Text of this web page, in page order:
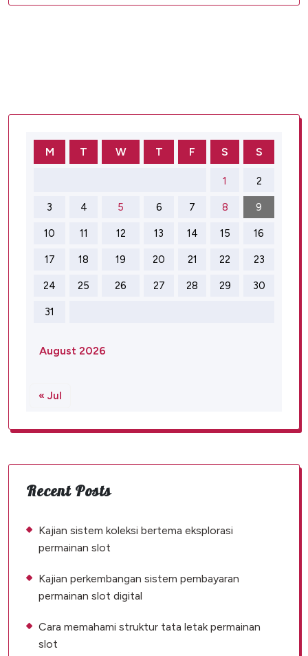
August 2026
M T W T F S S
1 2
3 4 5 6 7 8 9
10 11 12 13 14 15 16
17 18 19 20 21 22 23
24 25 26 27 28 29 30
31
« Jul
Recent Posts
Kajian sistem koleksi bertema eksplorasi
permainan slot
Kajian perkembangan sistem pembayaran
permainan slot digital
Cara memahami struktur tata letak permainan
slot